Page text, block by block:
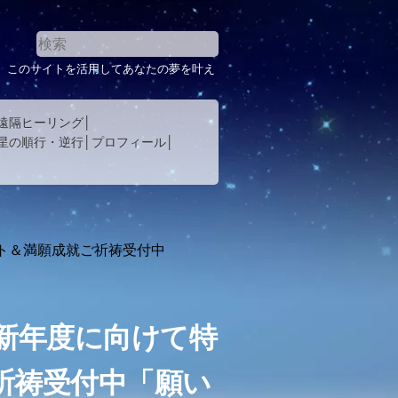
のサイトを活用してあなたの夢を叶え
隔ヒーリング
の順行・逆行
プロフィール
＆満願成就ご祈祷受付中
年度に向けて特
祷受付中「願い